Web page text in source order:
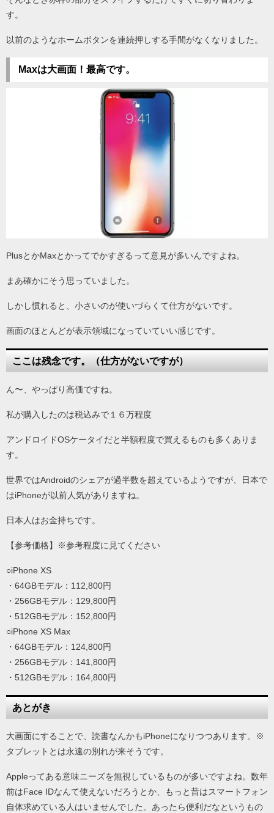
す。
以前のようなホームボタンを連続押しする手間がなくなりました。
Maxは大画面！最高です。
PlusとかMaxとかってでかすぎるって意見が多いんですよね。
まあ確かにそう思っていました。
しかし慣れると、小さいのが使いづらくて仕方がないです。
画面のほとんどが表示領域になっていていい感じです。
ここは残念です。（仕方がないですが）
ん〜、やっぱり高価ですね。
私が購入したのは税込みで１６万程度
アンドロイドOSケータイだと半額程度で買えるものも多くありま
す。
世界ではAndroidのシェアが過半数を超えているようですが、日本で
はiPhoneが以前人気がありますね。
日本人はお金持ちです。
【参考価格】※参考程度に見てください
○iPhone XS
・64GBモデル：112,800円
・256GBモデル：129,800円
・512GBモデル：152,800円
○iPhone XS Max
・64GBモデル：124,800円
・256GBモデル：141,800円
・512GBモデル：164,800円
あとがき
大画面にすることで、読書なんかもiPhoneになりつつあります。※
タブレットとは永遠の別れが来そうです。
Appleってある意味ニーズを無視しているものが多いですよね。数年
前はFace IDなんて使えないだろうとか、もっと昔はスマートフォン
自体求めている人はいませんでした。あったら便利だなというもの